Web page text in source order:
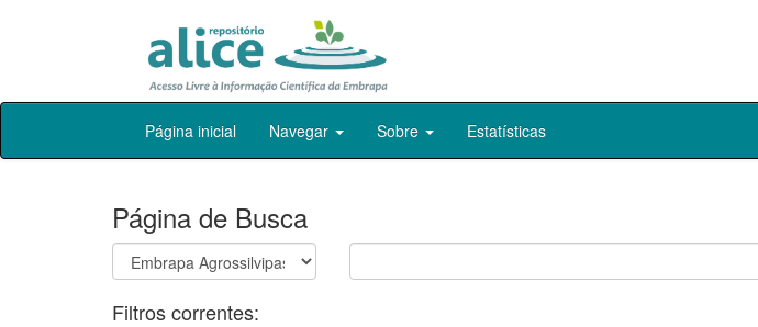
Skip
Página inicial Navegar Sobre Estatísticas
Página de Busca
Filtros correntes: